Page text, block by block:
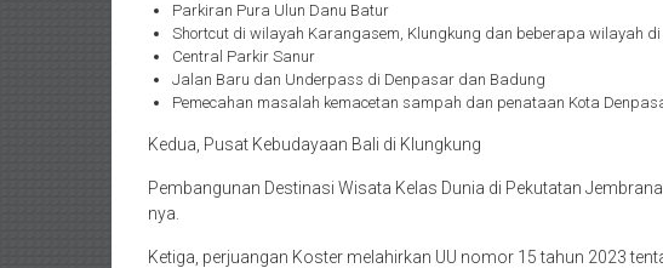
Parkiran Pura Ulun Danu Batur
Shortcut di wilayah Karangasem, Klungkung dan beberapa wilayah di
Central Parkir Sanur
Jalan Baru dan Underpass di Denpasar dan Badung
Pemecahan masalah kemacetan sampah dan penataan Kota
Kedua, Pusat Kebudayaan Bali di Klungkung
Pembangunan Destinasi Wisata Kelas Dunia di Pekutatan
nya.
Ketiga, perjuangan Koster melahirkan UU nomor 15 tahun 2023